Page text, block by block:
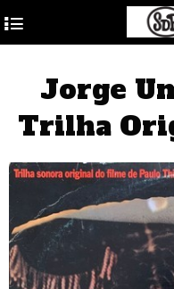
4
Jorge
Trilha